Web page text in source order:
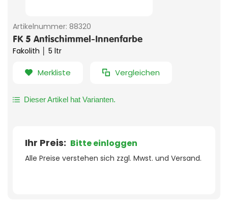
Artikelnummer: 88320
FK 5 Antischimmel-Innenfarbe
Fakolith │ 5 ltr
Merkliste Vergleichen
Dieser Artikel hat Varianten.
Ihr Preis: Bitte einloggen
Alle Preise verstehen sich zzgl. Mwst. und Versand.